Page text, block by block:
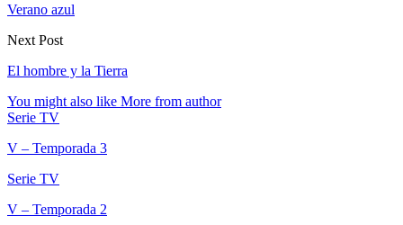
Verano azul
Next Post
El hombre y la Tierra
You might also like More from author
Serie TV
V – Temporada 3
Serie TV
V – Temporada 2